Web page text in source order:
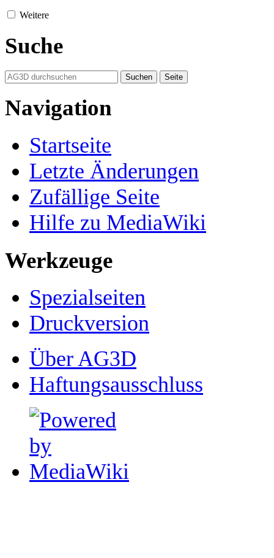
Weitere
Suche
Navigation
Startseite
Letzte Änderungen
Zufällige Seite
Hilfe zu MediaWiki
Werkzeuge
Spezialseiten
Druckversion
Über AG3D
Haftungsausschluss